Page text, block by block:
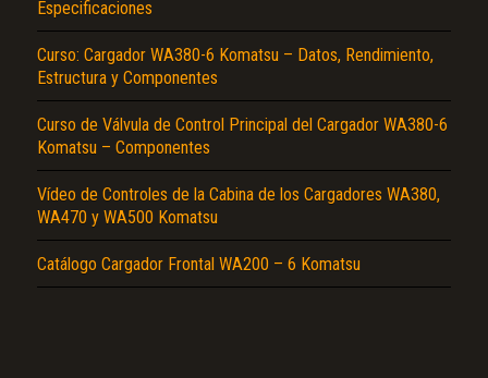
Especificaciones
Curso: Cargador WA380-6 Komatsu – Datos, Rendimiento,
Estructura y Componentes
Curso de Válvula de Control Principal del Cargador WA380-6
Komatsu – Componentes
Vídeo de Controles de la Cabina de los Cargadores WA380,
WA470 y WA500 Komatsu
Catálogo Cargador Frontal WA200 – 6 Komatsu
El Título es incorrecto según el contenido.
Texto o Imagen de portada son erróneos.
Reportar otro tipo de error...